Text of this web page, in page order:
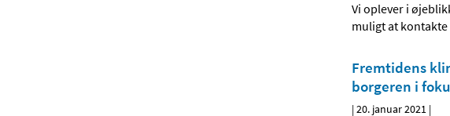
Vi oplever i
muligt at kontakte
Fremtidens
borgeren i
|20. januar 2021 |